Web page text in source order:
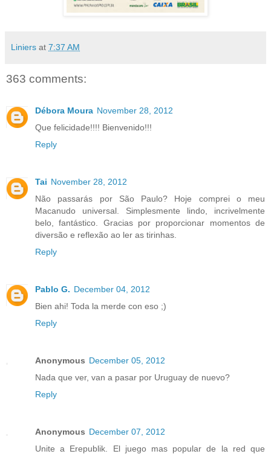
Liniers at 7:37 AM
363 comments:
Débora Moura November 28, 2012
Que felicidade!!!! Bienvenido!!!
Reply
Tai November 28, 2012
Não passarás por São Paulo? Hoje comprei o meu
Macanudo universal. Simplesmente lindo, incrivelmente
belo, fantástico. Gracias por proporcionar momentos de
diversão e reflexão ao ler as tirinhas.
Reply
Pablo G. December 04, 2012
Bien ahi! Toda la merde con eso ;)
Reply
Anonymous December 05, 2012
Nada que ver, van a pasar por Uruguay de nuevo?
Reply
Anonymous December 07, 2012
Unite a Erepublik. El juego mas popular de la red que